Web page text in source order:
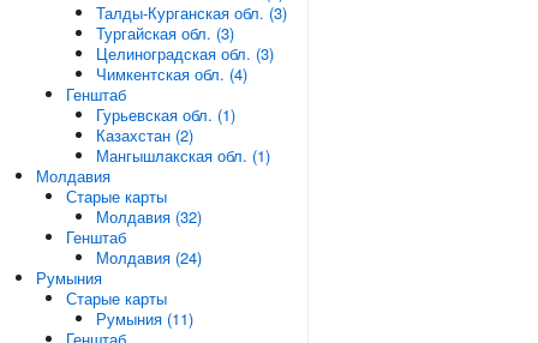
Талды-Курганская обл. (3)
Тургайская обл. (3)
Целиноградская обл. (3)
Чимкентская обл. (4)
Генштаб
Гурьевская обл. (1)
Казахстан (2)
Мангышлакская обл. (1)
Молдавия
Старые карты
Молдавия (32)
Генштаб
Молдавия (24)
Румыния
Старые карты
Румыния (11)